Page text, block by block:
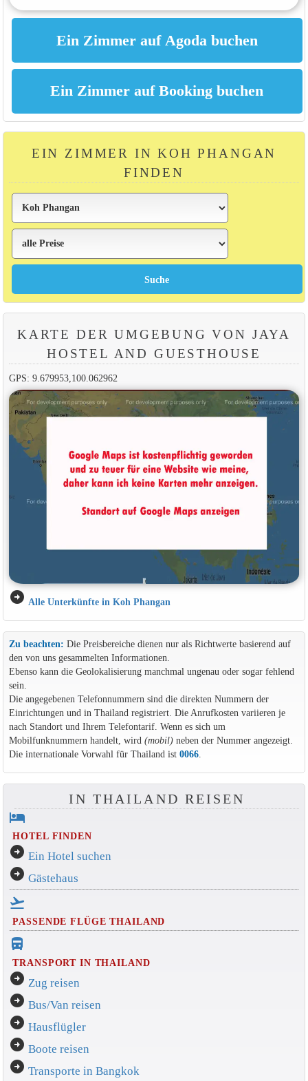
EIN ZIMMER IN KOH PHANGAN
FINDEN
KARTE DER UMGEBUNG VON JAYA
HOSTEL AND GUESTHOUSE
GPS: 9.679953,100.062962
arrow_circle_right Alle Unterkünfte in Koh Phangan
Zu beachten: Die Preisbereiche dienen nur als Richtwerte basierend auf
den von uns gesammelten Informationen.
Ebenso kann die Geolokalisierung manchmal ungenau oder sogar fehlend
sein.
Die angegebenen Telefonnummern sind die direkten Nummern der
Einrichtungen und in Thailand registriert. Die Anrufkosten variieren je
nach Standort und Ihrem Telefontarif. Wenn es sich um
Mobilfunknummern handelt, wird (mobil)neben der Nummer angezeigt.
Die internationale Vorwahl für Thailand ist 0066.
IN THAILAND REISEN
hotel
HOTEL FINDEN
arrow_circle_right Ein Hotel suchen
arrow_circle_right Gästehaus
flight_takeoff
PASSENDE FLÜGE THAILAND
directions_bus_filled
TRANSPORT IN THAILAND
arrow_circle_right Zug reisen
arrow_circle_right Bus/Van reisen
arrow_circle_right Hausflügler
arrow_circle_right Boote reisen
arrow_circle_right Transporte in Bangkok